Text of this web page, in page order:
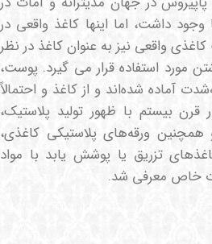
وجود داشت، اما اینها کاغذ واقعی در
واقعی نیز به عنوان کاغذ در نظر
مورد استفاده قرار می گیرد. پوست،
آماده شده‌اند و از کاغذ و احتمالاً
بیستم با ظهور تولید پلاستیک،
همچنین ورقه‌های پلاستیکی کاغذی،
تزریق یا پوشش یابد با مواد
خاص معرفی شد.